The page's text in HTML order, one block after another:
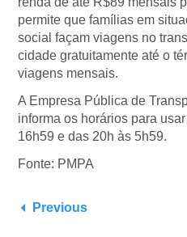
permite que famílias em
social façam viagens no
cidade gratuitamente até o
viagens mensais.
A Empresa Pública de
informa os horários para
16h59 e das 20h às 5h59.
Fonte: PMPA
Previous